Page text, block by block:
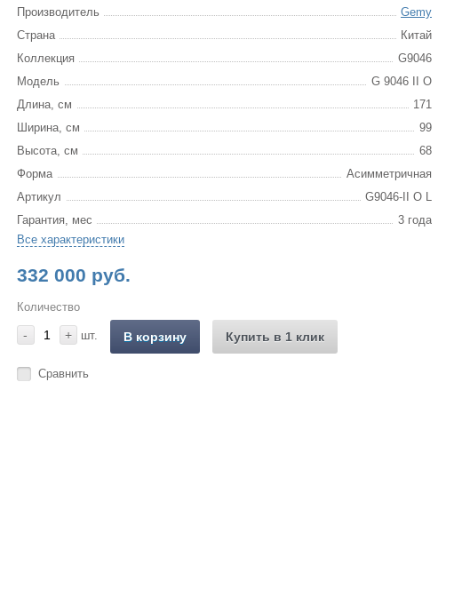
Производитель
Gemy
Страна
Китай
Коллекция
G9046
Модель
G 9046 II O
Длина, см
171
Ширина, см
99
Высота, см
68
Форма
Асимметричная
Артикул
G9046-II O L
Гарантия, мес
3 года
Все характеристики
332 000 руб.
Количество
- + шт. В корзину Купить в 1 клик
Сравнить